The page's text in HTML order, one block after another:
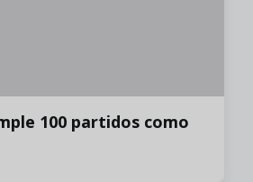
100 partidos como